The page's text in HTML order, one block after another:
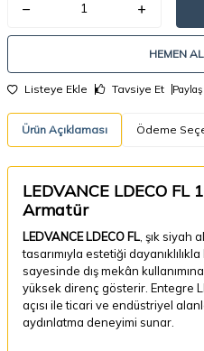
HEMEN AL
Listeye Ekle Tavsiye Et Paylaş
Ürün Açıklaması Ödeme
LEDVANCE LDECO
Armatür
LEDVANCE LDECO FL , şık
tasarımıyla estetiği
sayesinde dış mekân
yüksek direnç gösterir. Entegre
açısı ile ticari ve endüstriyel
aydınlatma deneyimi sunar.